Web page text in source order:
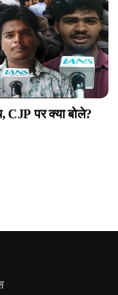
CJP पर क्या बोले?